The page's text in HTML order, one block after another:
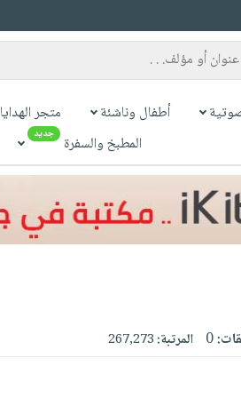
أطفال وناشئة متجر الهدايا
المطبخ والسفرة جديد
0 المرتبة:267,273